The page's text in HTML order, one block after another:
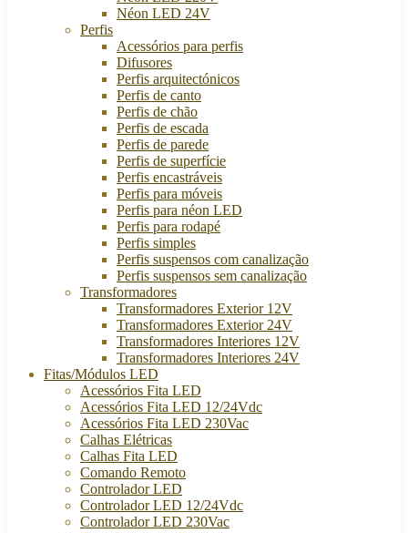
Néon LED 24V
Perfis
Acessórios para perfis
Difusores
Perfis arquitectónicos
Perfis de canto
Perfis de chão
Perfis de escada
Perfis de parede
Perfis de superfície
Perfis encastráveis
Perfis para móveis
Perfis para néon LED
Perfis para rodapé
Perfis simples
Perfis suspensos com canalização
Perfis suspensos sem canalização
Transformadores
Transformadores Exterior 12V
Transformadores Exterior 24V
Transformadores Interiores 12V
Transformadores Interiores 24V
Fitas/Módulos LED
Acessórios Fita LED
Acessórios Fita LED 12/24Vdc
Acessórios Fita LED 230Vac
Calhas Elétricas
Calhas Fita LED
Comando Remoto
Controlador LED
Controlador LED 12/24Vdc
Controlador LED 230Vac